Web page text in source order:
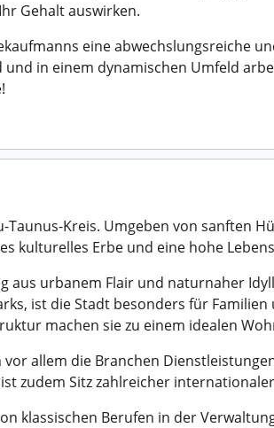
Gehalt auswirken.
eine abwechslungsreiche
in einem dynamischen Umfeld
Kreis. Umgeben von sanften
kulturelles Erbe und eine hohe
aus urbanem Flair und naturnaher
ist die Stadt besonders für
machen sie zu einem idealen
allem die Branchen
zudem Sitz zahlreicher
klassischen Berufen in der